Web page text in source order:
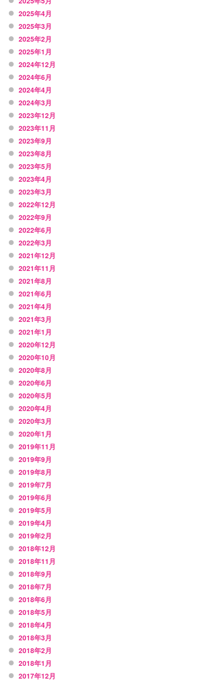
2025年4月
2025年3月
2025年2月
2025年1月
2024年12月
2024年6月
2024年4月
2024年3月
2023年12月
2023年11月
2023年9月
2023年8月
2023年5月
2023年4月
2023年3月
2022年12月
2022年9月
2022年6月
2022年3月
2021年12月
2021年11月
2021年8月
2021年6月
2021年4月
2021年3月
2021年1月
2020年12月
2020年10月
2020年8月
2020年6月
2020年5月
2020年4月
2020年3月
2020年1月
2019年11月
2019年9月
2019年8月
2019年7月
2019年6月
2019年5月
2019年4月
2019年2月
2018年12月
2018年11月
2018年9月
2018年7月
2018年6月
2018年5月
2018年4月
2018年3月
2018年2月
2018年1月
2017年12月